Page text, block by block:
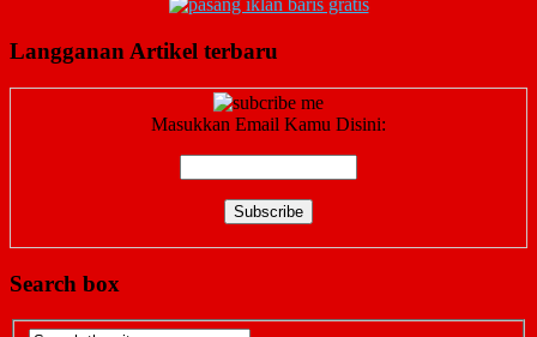
Langganan Artikel terbaru
Masukkan Email Kamu Disini:
Search box